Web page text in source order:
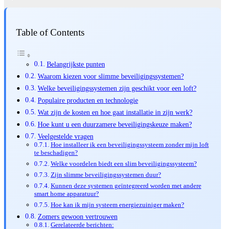
Table of Contents
Belangrijkste punten
Waarom kiezen voor slimme beveiligingssystemen?
Welke beveiligingssystemen zijn geschikt voor een loft?
Populaire producten en technologie
Wat zijn de kosten en hoe gaat installatie in zijn werk?
Hoe kunt u een duurzamere beveiligingskeuze maken?
Veelgestelde vragen
Hoe installeer ik een beveiligingssysteem zonder mijn loft
te beschadigen?
Welke voordelen biedt een slim beveiligingssysteem?
Zijn slimme beveiligingssystemen duur?
Kunnen deze systemen geïntegreerd worden met andere
smart home apparatuur?
Hoe kan ik mijn systeem energiezuiniger maken?
Zomers gewoon vertrouwen
Gerelateerde berichten: